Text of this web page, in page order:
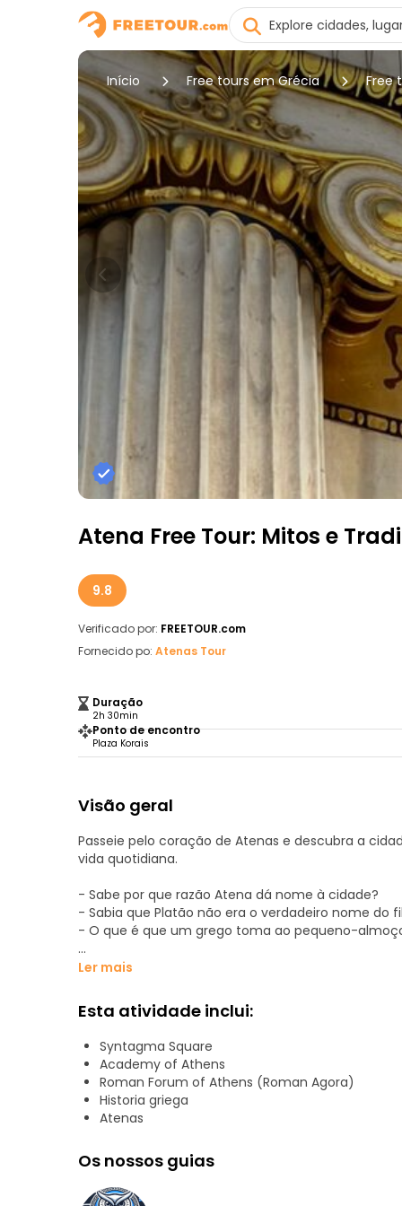
Início Free tours em Grécia Free
Atena Free Tour: Mitos e
9.8
Verificado por: FREETOUR.com
Fornecido po: Atenas Tour
Duração
2h 30min
Ponto de encontro
Plaza Korais
Visão geral
Passeie pelo coração de Atenas e descubra a
vida quotidiana.
- Sabe por que razão Atena dá nome à cidade?
- Sabia que Platão não era o verdadeiro nome do
- O que é que um grego toma ao pequeno-
tradições, curiosidades linguísticas, gastronomia
o passeio.
- A Trilogia Neoclássica: O esplendor de uma nova
- A casa de Schliemann: Será que uma maçã
arqueólogo.
-Troca da guarda e Parlamento: À descoberta
Ler mais
Esta atividade inclui:
Syntagma Square
Academy of Athens
Roman Forum of Athens (Roman Agora)
Historia griega
Atenas
Os nossos guias